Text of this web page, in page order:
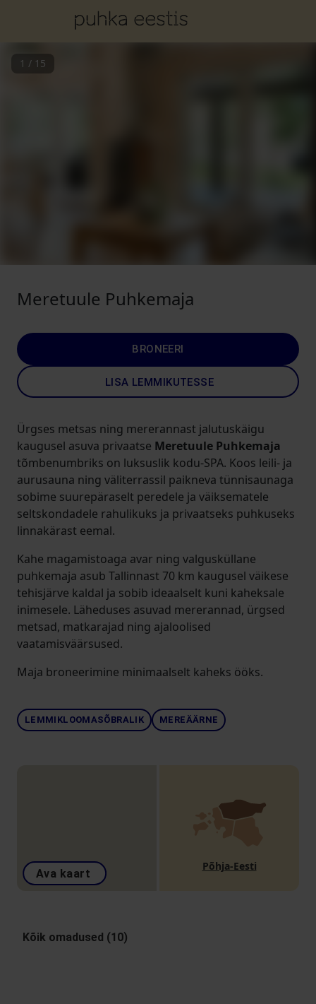
1 / 15
Meretuule Puhkemaja
BRONEERI
LISA LEMMIKUTESSE
Ürgses metsas ning mererannast jalutuskäigu
kaugusel asuva privaatse Meretuule Puhkemaja
tõmbenumbriks on luksuslik kodu-SPA. Koos leili- ja
aurusauna ning väliterrassil paikneva tünnisaunaga
sobime suurepäraselt peredele ja väiksematele
seltskondadele rahulikuks ja privaatseks puhkuseks
linnakärast eemal.
Kahe magamistoaga avar ning valgusküllane
puhkemaja asub Tallinnast 70 km kaugusel väikese
tehisjärve kaldal ja sobib ideaalselt kuni kaheksale
inimesele. Läheduses asuvad mererannad, ürgsed
metsad, matkarajad ning ajaloolised
vaatamisväärsused.
Maja broneerimine minimaalselt kaheks ööks.
LEMMIKLOOMASÕBRALIK MEREÄÄRNE
Ava kaart
Põhja-Eesti
Kõik omadused (10)